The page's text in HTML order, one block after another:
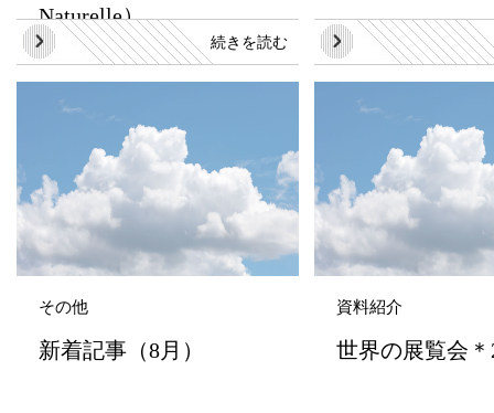
Naturelle）
続きを読む
その他
新着記事（8月）
資料紹介
世界の展覧会＊